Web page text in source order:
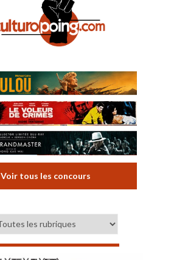
Voir tous les concours